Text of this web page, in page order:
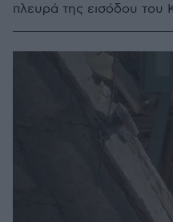
πλευρά της εισόδου του